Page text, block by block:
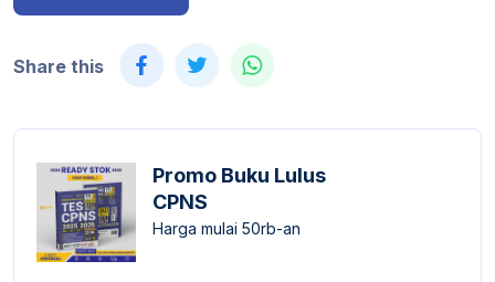
Share this
Promo Buku Lulus
CPNS
Harga mulai 50rb-an